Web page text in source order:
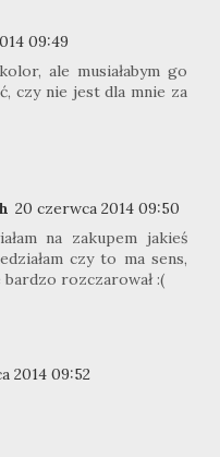
09:49
ale musiałabym go
czy nie jest dla mnie za
20 czerwca 2014 09:50
na zakupem jakieś
czy to ma sens,
rozczarował :(
2014 09:52